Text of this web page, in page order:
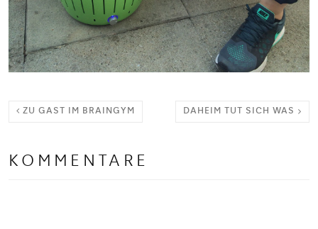
ZU GAST IM BRAINGYM DAHEIM TUT SICH WAS
KOMMENTARE